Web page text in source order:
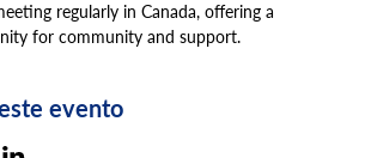
regularly in Canada, offering a
for community and support.
evento